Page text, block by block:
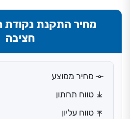
מחיר התקנת נקודת
חציבה
מחיר ממוצע
טווח תחתון
טווח עליון